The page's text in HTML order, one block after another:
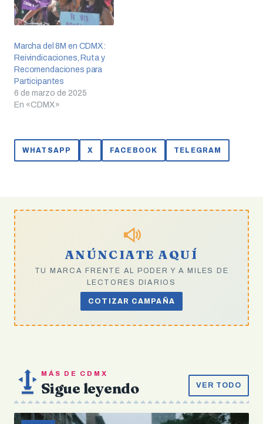
Marcha del 8M en CDMX:
Reivindicaciones, Ruta y
Recomendaciones para
Participantes
6 de marzo de 2025
En «CDMX»
WHATSAPP X FACEBOOK TELEGRAM
ANÚNCIATE AQUÍ
TU MARCA FRENTE AL PODER Y A MILES DE
LECTORES DIARIOS
COTIZAR CAMPAÑA
MÁS DE CDMX
Sigue leyendo VER TODO